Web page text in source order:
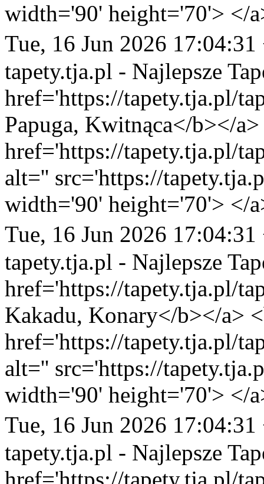
width='90' height='70'> </
Tue, 16 Jun 2026 17:04:31
tapety.tja.pl - Najlepsze
href='https://tapety.tja.pl/
Papuga, Kwitnąca</b></
href='https://tapety.tja.pl/
alt='' src='https://
width='90' height='70'> </
Tue, 16 Jun 2026 17:04:31
tapety.tja.pl - Najlepsze
href='https://tapety.tja.pl/
Kakadu, Konary</b></a>
href='https://tapety.tja.pl/
alt='' src='https://
width='90' height='70'> </
Tue, 16 Jun 2026 17:04:31
tapety.tja.pl - Najlepsze